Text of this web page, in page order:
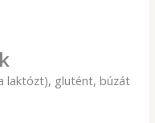
laktózt), glutént, búzát